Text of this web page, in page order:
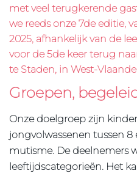
met veel terugkerende
we reeds onze 7de editie,
2025, afhankelijk van de
voor de 5de keer terug
te Staden, in West-
Groepen,
Onze doelgroep zijn
jongvolwassenen tussen 8
mutisme. De deelnemers
leeftijdscategorieën. Het